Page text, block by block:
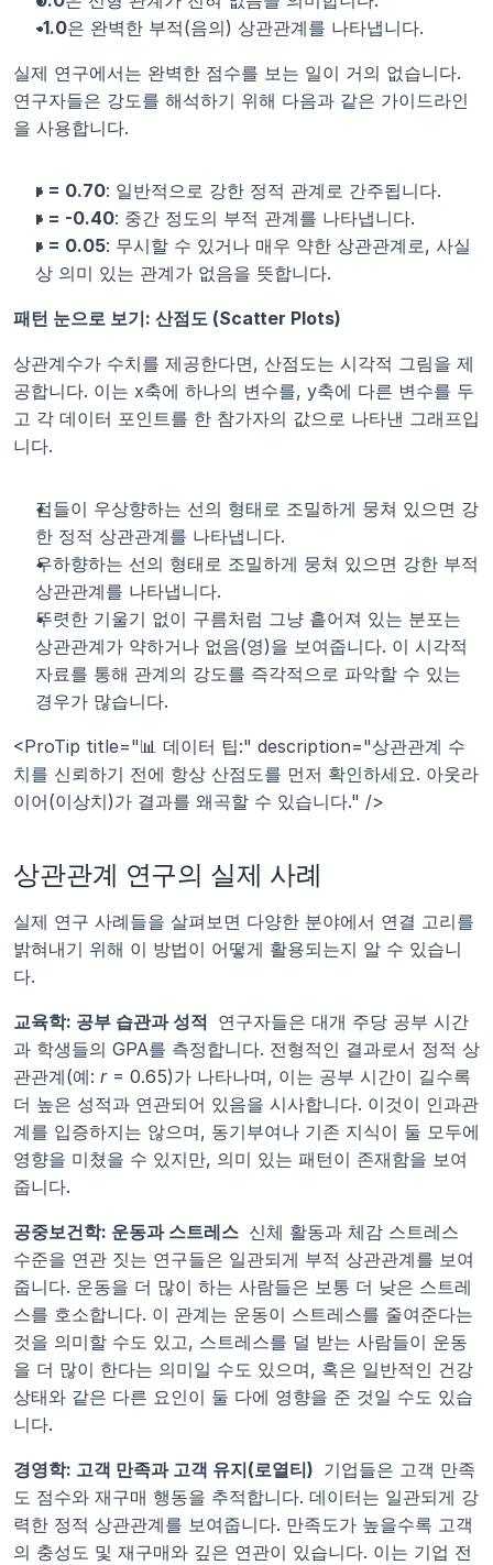
-1.0은 완벽한 부적(음의) 상관관계를 나타냅니다.
실제 연구에서는 완벽한 점수를 보는 일이 거의 없습니다.
연구자들은 강도를 해석하기 위해 다음과 같은 가이드라인
을 사용합니다.
r = 0.70: 일반적으로 강한 정적 관계로 간주됩니다.
r = -0.40: 중간 정도의 부적 관계를 나타냅니다.
r = 0.05: 무시할 수 있거나 매우 약한 상관관계로, 사실
상 의미 있는 관계가 없음을 뜻합니다.
패턴 눈으로 보기: 산점도 (Scatter Plots)
상관계수가 수치를 제공한다면, 산점도는 시각적 그림을 제
공합니다. 이는 x축에 하나의 변수를, y축에 다른 변수를 두
고 각 데이터 포인트를 한 참가자의 값으로 나타낸 그래프입
니다.
점들이 우상향하는 선의 형태로 조밀하게 뭉쳐 있으면 강
한 정적 상관관계를 나타냅니다.
우하향하는 선의 형태로 조밀하게 뭉쳐 있으면 강한 부적
상관관계를 나타냅니다.
뚜렷한 기울기 없이 구름처럼 그냥 흩어져 있는 분포는
상관관계가 약하거나 없음(영)을 보여줍니다. 이 시각적
자료를 통해 관계의 강도를 즉각적으로 파악할 수 있는
경우가 많습니다.
<ProTip title="📊 데이터 팁:" description="상관관계 수
치를 신뢰하기 전에 항상 산점도를 먼저 확인하세요. 아웃라
이어(이상치)가 결과를 왜곡할 수 있습니다." />
상관관계 연구의 실제 사례
실제 연구 사례들을 살펴보면 다양한 분야에서 연결 고리를
밝혀내기 위해 이 방법이 어떻게 활용되는지 알 수 있습니
다.
교육학: 공부 습관과 성적 연구자들은 대개 주당 공부 시간
과 학생들의 GPA를 측정합니다. 전형적인 결과로서 정적 상
관관계(예: r = 0.65)가 나타나며, 이는 공부 시간이 길수록
더 높은 성적과 연관되어 있음을 시사합니다. 이것이 인과관
계를 입증하지는 않으며, 동기부여나 기존 지식이 둘 모두에
영향을 미쳤을 수 있지만, 의미 있는 패턴이 존재함을 보여
줍니다.
공중보건학: 운동과 스트레스 신체 활동과 체감 스트레스
수준을 연관 짓는 연구들은 일관되게 부적 상관관계를 보여
줍니다. 운동을 더 많이 하는 사람들은 보통 더 낮은 스트레
스를 호소합니다. 이 관계는 운동이 스트레스를 줄여준다는
것을 의미할 수도 있고, 스트레스를 덜 받는 사람들이 운동
을 더 많이 한다는 의미일 수도 있으며, 혹은 일반적인 건강
상태와 같은 다른 요인이 둘 다에 영향을 준 것일 수도 있습
니다.
경영학: 고객 만족과 고객 유지(로열티) 기업들은 고객 만족
도 점수와 재구매 행동을 추적합니다. 데이터는 일관되게 강
력한 정적 상관관계를 보여줍니다. 만족도가 높을수록 고객
의 충성도 및 재구매와 깊은 연관이 있습니다. 이는 기업 전